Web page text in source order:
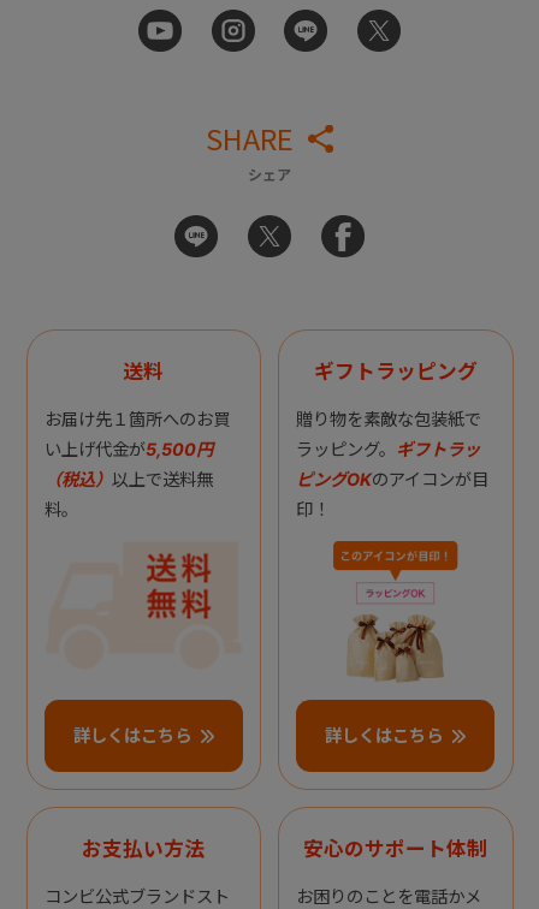
SHARE
シェア
送料
お届け先１箇所へのお買
い上げ代金が5,500円
（税込） 以上で送料無
料。
詳しくはこちら
ギフトラッピング
贈り物を素敵な包装紙で
ラッピング。 ギフトラッ
ピングOKのアイコンが目
印！
詳しくはこちら
お支払い方法
コンビ公式ブランドスト
安心のサポート体制
お困りのことを電話かメ